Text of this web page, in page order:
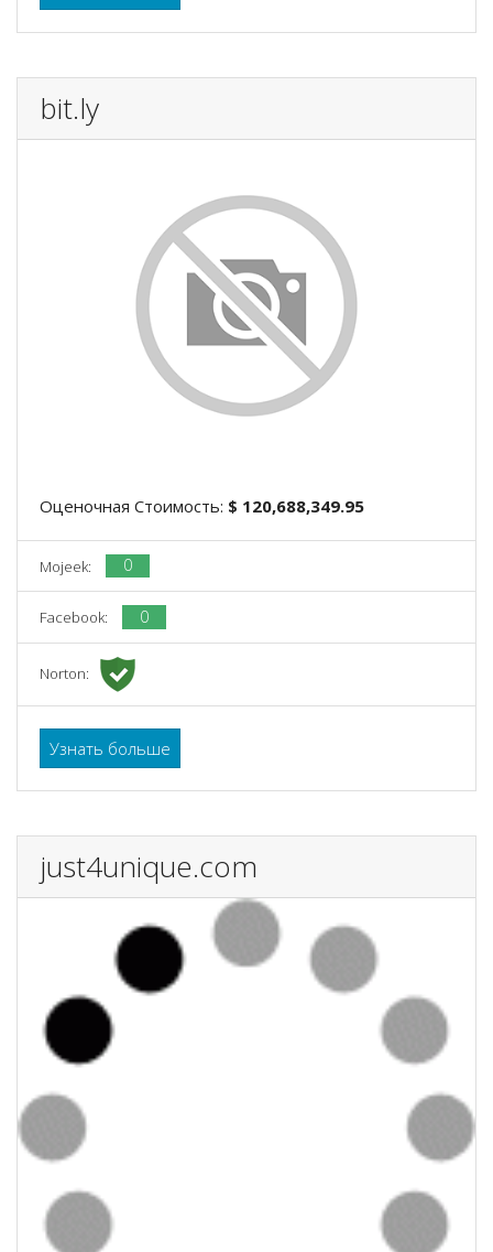
bit.ly
Оценочная Стоимость: $ 120,688,349.95
Mojeek: 0
Facebook: 0
Norton:
Узнать больше
just4unique.com